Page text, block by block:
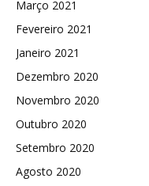
Março 2021
Fevereiro 2021
Janeiro 2021
Dezembro 2020
Novembro 2020
Outubro 2020
Setembro 2020
Agosto 2020